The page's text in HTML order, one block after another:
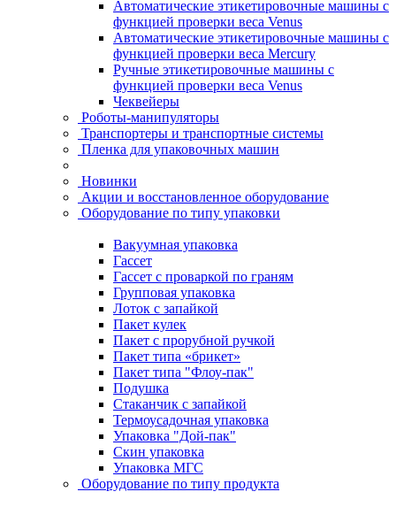
Автоматические этикетировочные машины с
функцией проверки веса Venus
Автоматические этикетировочные машины с
функцией проверки веса Mercury
Ручные этикетировочные машины с
функцией проверки веса Venus
Чеквейеры
Роботы-манипуляторы
Транспортеры и транспортные системы
Пленка для упаковочных машин
Новинки
Акции и восстановленное оборудование
Оборудование по типу упаковки
Вакуумная упаковка
Гассет
Гассет с проваркой по граням
Групповая упаковка
Лоток с запайкой
Пакет кулек
Пакет с прорубной ручкой
Пакет типа «брикет»
Пакет типа "Флоу-пак"
Подушка
Стаканчик с запайкой
Термоусадочная упаковка
Упаковка "Дой-пак"
Скин упаковка
Упаковка МГС
Оборудование по типу продукта